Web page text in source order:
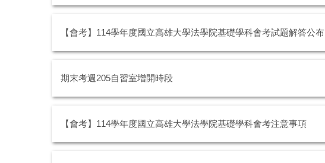
【會考】114學年度國立高雄大學法學院基礎學科會考試題解答公布
期末考週205自習室增開時段
【會考】114學年度國立高雄大學法學院基礎學科會考注意事項